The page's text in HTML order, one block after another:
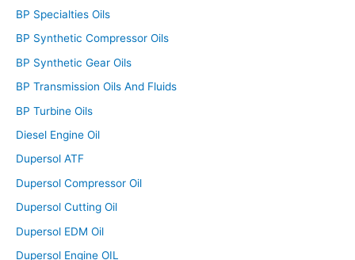
BP Specialties Oils
BP Synthetic Compressor Oils
BP Synthetic Gear Oils
BP Transmission Oils And Fluids
BP Turbine Oils
Diesel Engine Oil
Dupersol ATF
Dupersol Compressor Oil
Dupersol Cutting Oil
Dupersol EDM Oil
Dupersol Engine OIL